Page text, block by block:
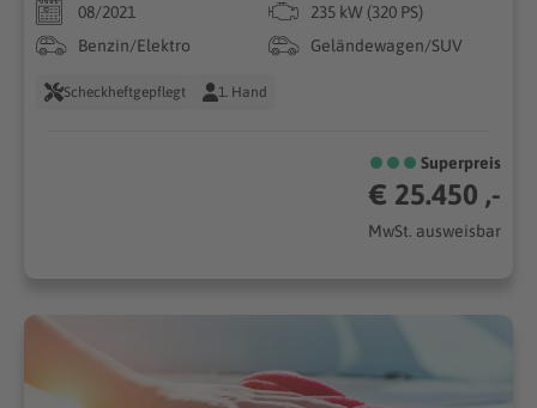
08/2021
235 kW (320 PS)
Benzin/Elektro
Geländewagen/SUV
Scheckheftgepflegt 1. Hand
Superpreis
€ 25.450 ,-
MwSt. ausweisbar